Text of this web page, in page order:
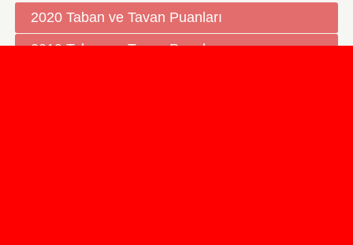
2020 Taban ve Tavan Puanları
2019 Taban ve Tavan Puanları